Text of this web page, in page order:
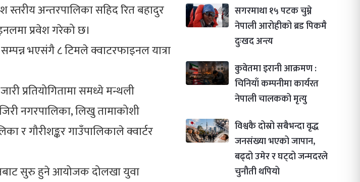
स्तरीय अन्तरपालिका सहिद रित बहादुर
प्रवेश गरेको छ।
भएसंगै ८ टिमले क्वाटरफाइनल यात्रा
प्रतियोगितामा समध्ये मन्थली
नगरपालिका, लिखु तामाकोशी
र गौरीशङ्कर गाउँपालिकाले क्वार्टर
सुरु हुने आयोजक दोलखा युवा
सगरमाथा १५ पटक चुम्ने
नेपाली आरोहीको ब्रड पिकमै
दुःखद अन्त्य
कुवेतमा इरानी आक्रमण :
चिनियाँ कम्पनीमा कार्यरत
नेपाली चालकको मृत्यु
विश्वकै दोस्रो सबैभन्दा वृद्ध
जनसंख्या भएको जापान,
बढ्दो उमेर र घट्दो जन्मदरले
चुनौती थपियो